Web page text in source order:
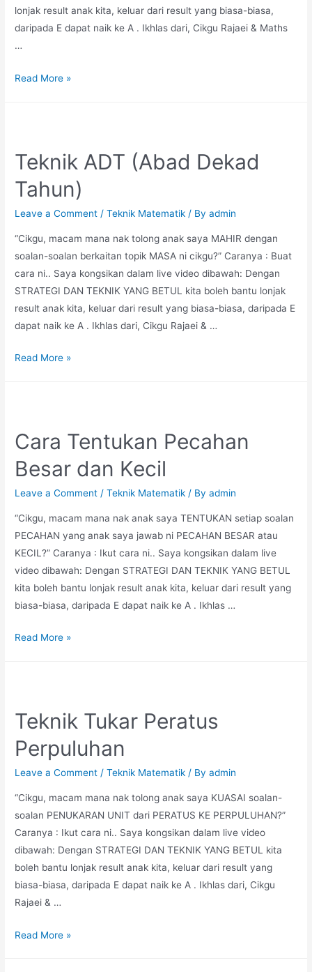
lonjak result anak kita, keluar dari result yang biasa-biasa,
daripada E dapat naik ke A . Ikhlas dari, Cikgu Rajaei & Maths
…
Teknik
Read More »
Teknik ADT (Abad Dekad
Tahun)
Leave a Comment /Teknik Matematik / Byadmin
“Cikgu, macam mana nak tolong anak saya MAHIR dengan
soalan-soalan berkaitan topik MASA ni cikgu?” Caranya : Buat
cara ni.. Saya kongsikan dalam live video dibawah: Dengan
STRATEGI DAN TEKNIK YANG BETUL kita boleh bantu lonjak
result anak kita, keluar dari result yang biasa-biasa, daripada E
dapat naik ke A . Ikhlas dari, Cikgu Rajaei & …
Teknik
Read More »
Cara Tentukan Pecahan
Besar dan Kecil
Leave a Comment /Teknik Matematik / Byadmin
“Cikgu, macam mana nak anak saya TENTUKAN setiap soalan
PECAHAN yang anak saya jawab ni PECAHAN BESAR atau
KECIL?” Caranya : Ikut cara ni.. Saya kongsikan dalam live
video dibawah: Dengan STRATEGI DAN TEKNIK YANG BETUL
kita boleh bantu lonjak result anak kita, keluar dari result yang
biasa-biasa, daripada E dapat naik ke A . Ikhlas …
Cara
Kecil
Read More »
Teknik Tukar Peratus
Perpuluhan
Leave a Comment /Teknik Matematik / Byadmin
“Cikgu, macam mana nak tolong anak saya KUASAI soalan-
soalan PENUKARAN UNIT dari PERATUS KE PERPULUHAN?”
Caranya : Ikut cara ni.. Saya kongsikan dalam live video
dibawah: Dengan STRATEGI DAN TEKNIK YANG BETUL kita
boleh bantu lonjak result anak kita, keluar dari result yang
biasa-biasa, daripada E dapat naik ke A . Ikhlas dari, Cikgu
Rajaei & …
Teknik
Read More »